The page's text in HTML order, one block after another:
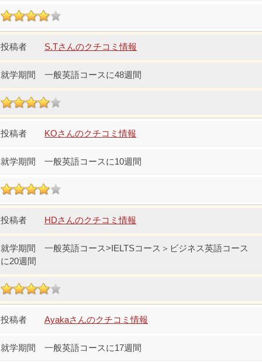
S.Tさんのクチコミ情報
一般英語コースに48週間
KOさんのクチコミ情報
一般英語コースに10週間
HDさんのクチコミ情報
一般英語コース>IELTSコース＞ビジネス英語コース
に20週間
Ayakaさんのクチコミ情報
一般英語コースに17週間